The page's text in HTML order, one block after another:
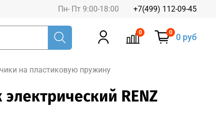
Пн- Пт 9:00-18:00 +7(499) 112-09-45
0 0 0 руб
на пластиковую пружину
RENZ